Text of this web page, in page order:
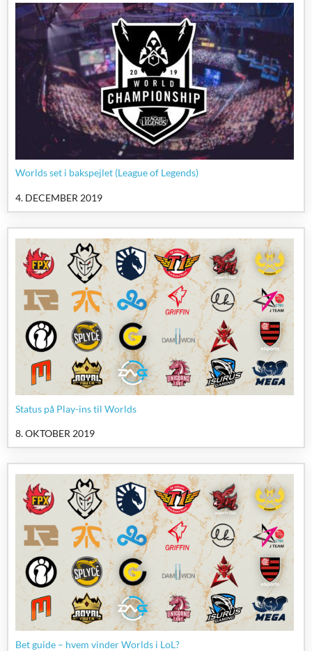
Worlds set i bakspejlet (League of Legends)
4. DECEMBER 2019
Status på Play-ins til Worlds
8. OKTOBER 2019
Bet guide – hvem vinder Worlds i LoL?